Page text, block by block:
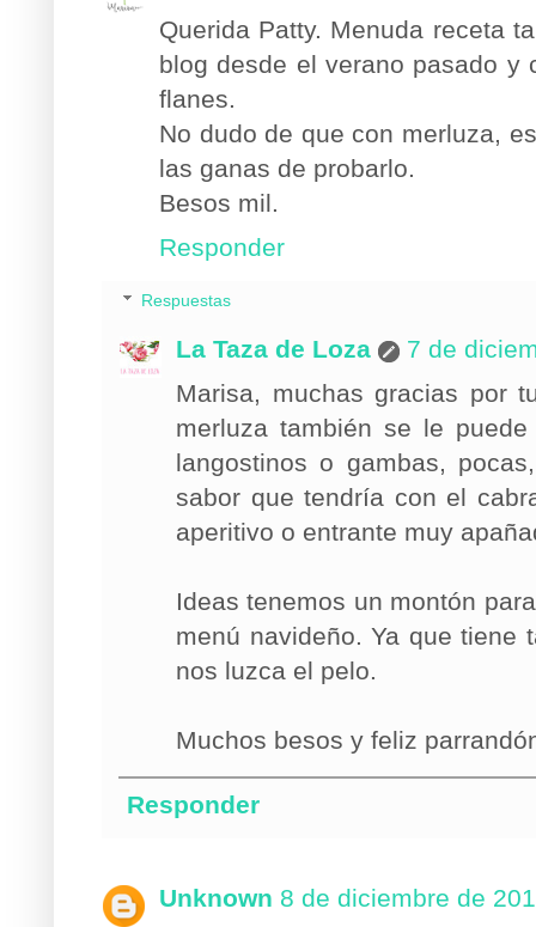
Querida Patty. Menuda receta
blog desde el verano pasado y
flanes.
No dudo de que con merluza,
las ganas de probarlo.
Besos mil.
Responder
Respuestas
La Taza de Loza
7 de
Marisa, muchas gracias por
merluza también se le
langostinos o gambas,
sabor que tendría con el
aperitivo o entrante muy
Ideas tenemos un montón
menú navideño. Ya que tiene
nos luzca el pelo.
Muchos besos y feliz
Responder
Unknown 8 de diciembre de